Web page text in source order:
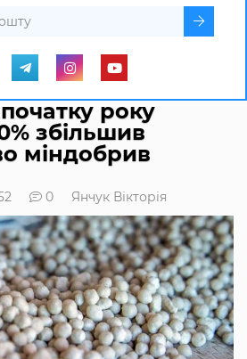
року
збільшив
міндобрив
0 Янчук Вікторія